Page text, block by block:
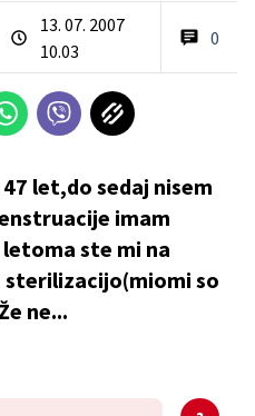
13. 07. 2007
10.03
0
let,do sedaj nisem
imam
ste mi na
sterilizacijo(miomi so
ne...